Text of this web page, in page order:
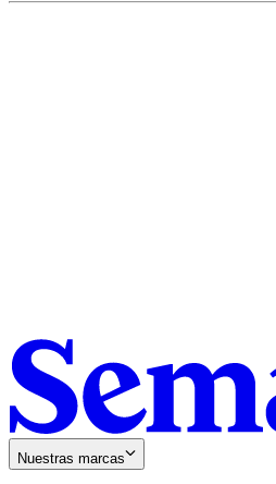
Nuestras marcas